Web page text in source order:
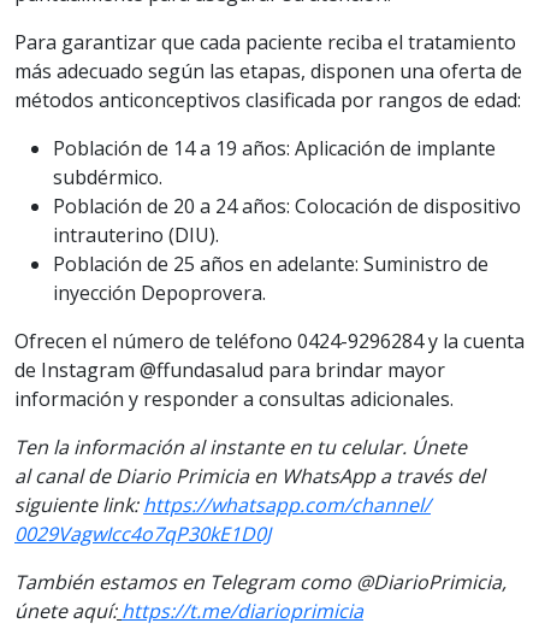
Para garantizar que cada paciente reciba el tratamiento
más adecuado según las etapas, disponen una oferta de
métodos anticonceptivos clasificada por rangos de edad:
Población de 14 a 19 años: Aplicación de implante
subdérmico.
Población de 20 a 24 años: Colocación de dispositivo
intrauterino (DIU).
Población de 25 años en adelante: Suministro de
inyección Depoprovera.
Ofrecen el número de teléfono 0424-9296284 y la cuenta
de Instagram @ffundasalud para brindar mayor
información y responder a consultas adicionales.
Ten la información al instante en tu celular. Únete
alcanalde Diario Primicia en WhatsApp a través del
siguiente link:https://whatsapp.com/channel/
0029VagwIcc4o7qP30kE1D0J
También estamos en Telegram como @DiarioPrimicia,
únete aquí: https://t.me/diarioprimicia